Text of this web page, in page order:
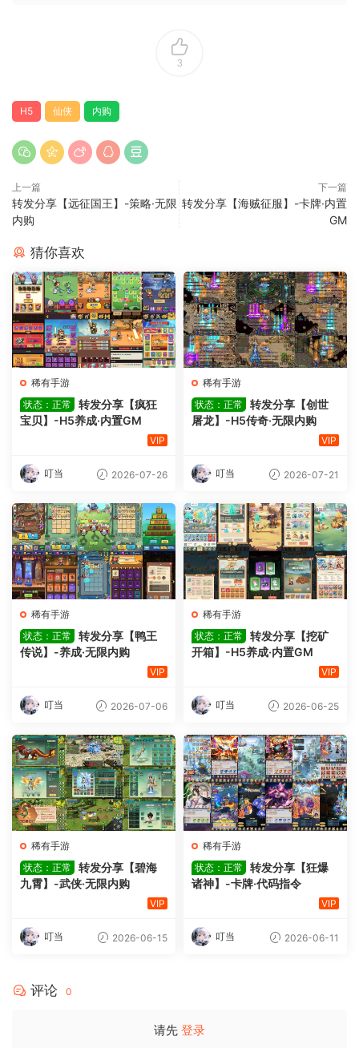
3
H5 仙侠 内购
上一篇
转发分享【远征国王】-策略·无限
内购
下一篇
转发分享【海贼征服】-卡牌·内置
GM
猜你喜欢
稀有手游
状态：正常
转发分享【疯狂
宝贝】-H5养成·内置GM
VIP
叮当 2026-07-26
稀有手游
状态：正常
转发分享【创世
屠龙】-H5传奇·无限内购
VIP
叮当 2026-07-21
稀有手游
状态：正常
转发分享【鸭王
传说】-养成·无限内购
VIP
叮当 2026-07-06
稀有手游
状态：正常
转发分享【挖矿
开箱】-H5养成·内置GM
VIP
叮当 2026-06-25
稀有手游
状态：正常
转发分享【碧海
九霄】-武侠·无限内购
VIP
叮当 2026-06-15
稀有手游
状态：正常
转发分享【狂爆
诸神】-卡牌·代码指令
VIP
叮当 2026-06-11
评论 0
请先 登录